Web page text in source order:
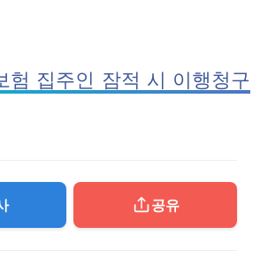
집주인 잠적 시 이행청구
공유